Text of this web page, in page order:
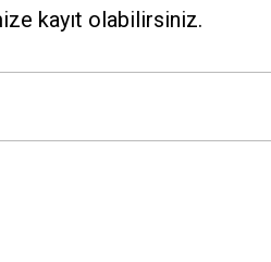
kayıt olabilirsiniz.